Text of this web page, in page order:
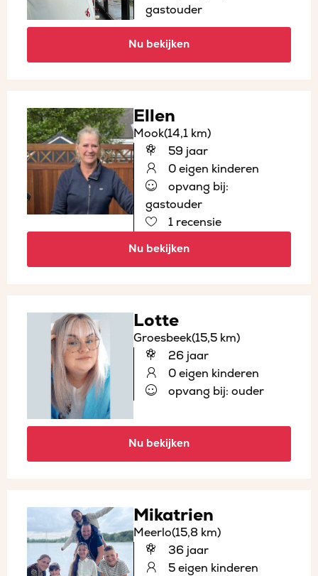
gastouder
Nu bekijken
Ellen
Mook(14,1 km)
59 jaar
0 eigen kinderen
opvang bij:
gastouder
1 recensie
Nu bekijken
Lotte
Groesbeek(15,5 km)
26 jaar
0 eigen kinderen
opvang bij: ouder
Nu bekijken
Mikatrien
Meerlo(15,8 km)
36 jaar
5 eigen kinderen